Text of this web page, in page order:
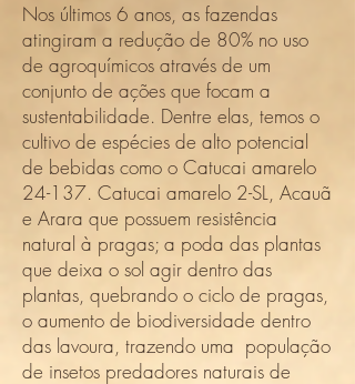
Nos últimos 6 anos, as fazendas
atingiram a redução de 80% no uso
de agroquímicos através de um
conjunto de ações que focam a
sustentabilidade. Dentre elas, temos o
cultivo de espécies de alto potencial
de bebidas como o Catucai amarelo
24-137. Catucai amarelo 2-SL, Acauã
e Arara que possuem resistência
natural à pragas; a poda das plantas
que deixa o sol agir dentro das
plantas, quebrando o ciclo de pragas,
o aumento de biodiversidade dentro
das lavoura, trazendo uma população
de insetos predadores naturais de